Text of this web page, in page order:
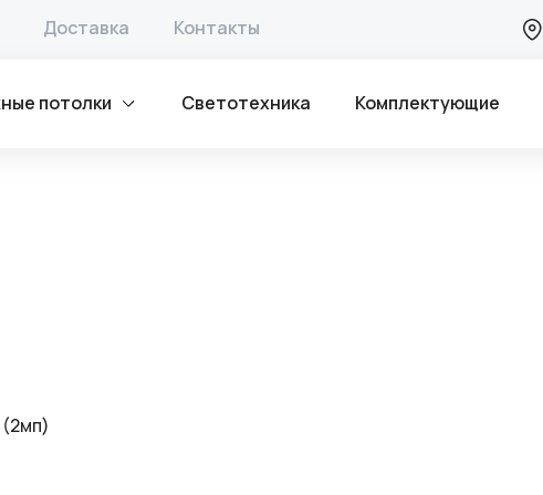
Доставка Контакты
потолки Светотехника Комплектующие
(2мп)